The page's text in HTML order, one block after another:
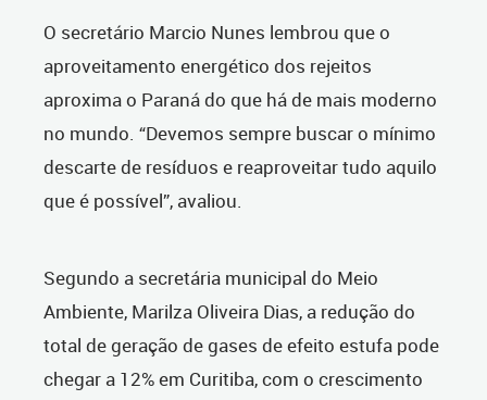
O secretário Marcio Nunes lembrou que o
aproveitamento energético dos rejeitos
aproxima o Paraná do que há de mais moderno
no mundo. “Devemos sempre buscar o mínimo
descarte de resíduos e reaproveitar tudo aquilo
que é possível”, avaliou.
Segundo a secretária municipal do Meio
Ambiente, Marilza Oliveira Dias, a redução do
total de geração de gases de efeito estufa pode
chegar a 12% em Curitiba, com o crescimento